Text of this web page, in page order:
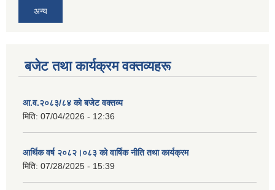
अन्य
बजेट तथा कार्यक्रम वक्तव्यहरू
आ.व.२०८३/८४ को बजेट वक्तव्य
मिति: 07/04/2026 - 12:36
आर्थिक वर्ष २०८२।०८३ को वार्षिक नीति तथा कार्यक्रम
मिति: 07/28/2025 - 15:39